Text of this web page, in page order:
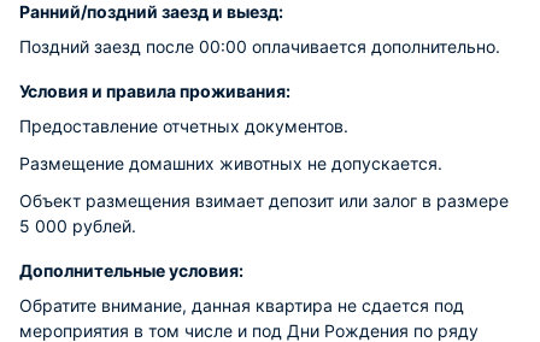
Ранний/поздний заезд и выезд:
Поздний заезд после 00:00 оплачивается дополнительно.
Условия и правила проживания:
Предоставление отчетных документов.
Размещение домашних животных не допускается.
Объект размещения взимает депозит или залог в размере
5 000 рублей.
Дополнительные условия:
Обратите внимание, данная квартира не сдается под
мероприятия в том числе и под Дни Рождения по ряду